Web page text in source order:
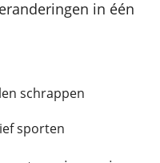
in één
schrappen
sporten